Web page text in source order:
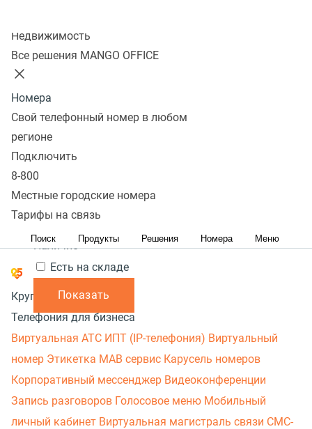
Недвижимость
Все решения MANGO OFFICE
Номера
Свой телефонный номер в любом
регионе
Подключить
8-800
Местные городские номера
Тарифы на связь
Поиск Продукты Решения Номера Меню
В избранном 0 товаров
Сбросить
Популярные
Популярные
С высоким рейтингом
Цена, руб.:
Наличие
Есть на складе
Показать
Перейти в
избранное
сравнение
ТС-100
1
Круглосуточно
Телефония для бизнеса
Виртуальная АТС ИПТ (IP-телефония) Виртуальный
номер Этикетка МАВ сервис Карусель номеров
Корпоративный мессенджер Видеоконференции
Запись разговоров Голосовое меню Мобильный
личный кабинет Виртуальная магистраль связи СМС-